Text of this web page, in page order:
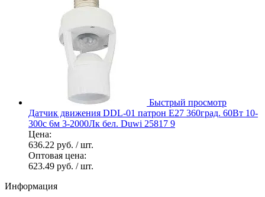
Быстрый просмотр
Датчик движения DDL-01 патрон E27 360град. 60Вт 10-
300с 6м 3-2000Лк бел. Duwi 25817 9
Цена:
636.22 руб. / шт.
Оптовая цена:
623.49 руб. / шт.
Информация